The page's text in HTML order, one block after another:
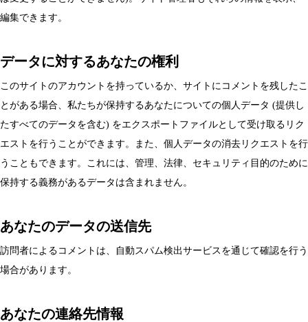
編集できます。
データに対するあなたの権利
このサイトのアカウントを持っているか、サイトにコメントを残したこ
とがある場合、私たちが保持するあなたについての個人データ (提供し
たすべてのデータを含む) をエクスポートファイルとして受け取るリク
エストを行うことができます。また、個人データの消去リクエストを行
うこともできます。これには、管理、法律、セキュリティ目的のために
保持する義務があるデータは含まれません。
あなたのデータの送信先
訪問者によるコメントは、自動スパム検出サービスを通じて確認を行う
場合があります。
あなたの連絡先情報